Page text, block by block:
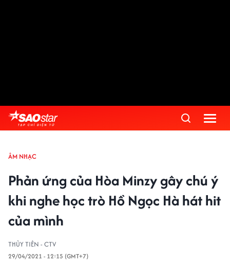
ÂM NHẠC
Phản ứng của Hòa Minzy gây chú ý
khi nghe học trò Hồ Ngọc Hà hát hit
của mình
THỦY TIÊN - CTV
29/04/2021 - 12:15 (GMT+7)